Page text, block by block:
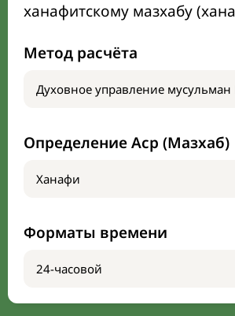
ханафитскому мазхабу
Метод расчёта
Определение Аср (Мазхаб)
Форматы времени